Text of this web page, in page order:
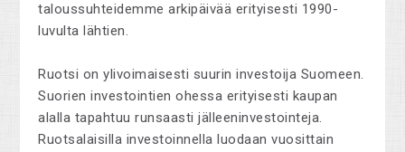
taloussuhteidemme arkipäivää erityisesti 1990-
luvulta lähtien.
Ruotsi on ylivoimaisesti suurin investoija Suomeen.
Suorien investointien ohessa erityisesti kaupan
alalla tapahtuu runsaasti jälleeninvestointeja.
Ruotsalaisilla investoinnella luodaan vuosittain